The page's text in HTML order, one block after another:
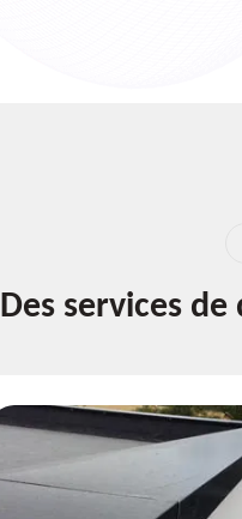
Des services